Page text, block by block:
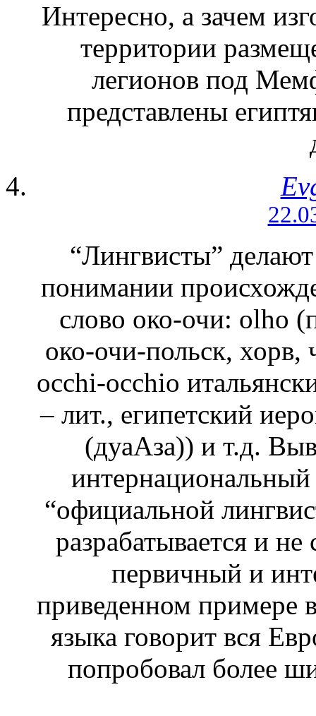
Интересно, а зачем
территории
легионов под
представлены
“Лингвисты”
понимании
слово око-очи: olho
око-очи-польск, хорв,
occhi-occhio
– лит., египетский
(дуаАза)) и т.д.
“официальной
разрабатывается и не
первичный и
приведенном примере
языка говорит вся
попробовал более